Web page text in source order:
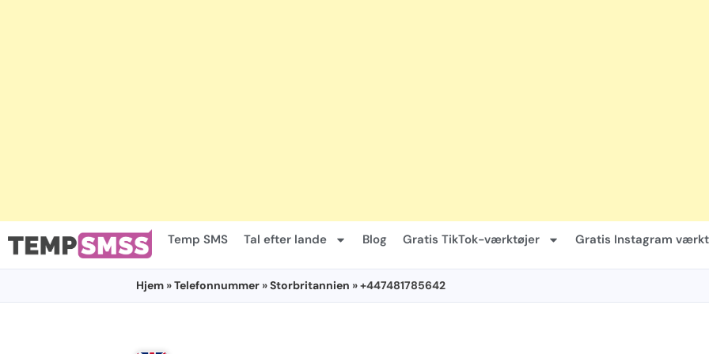
Temp SMS Tal efter lande Blog Gratis TikTok-værktøjer Gratis Instagram
Hjem »Telefonnummer »Storbritannien » +447481785642